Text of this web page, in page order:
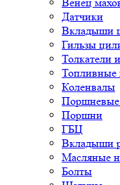
Датчики
Вкладыши
Гильзы
Толкатели
Топливные
Коленвалы
Поршни
ГБЦ
Вкладыши
Масляные
Болты